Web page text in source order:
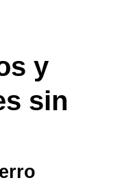
y
sin